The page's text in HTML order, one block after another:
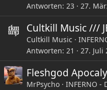
Antworten 23 27.
Cultkill Music ///
Cultkill Music
Antworten 21 27. Juli
Fleshgod
MrPsycho
INFERNO -